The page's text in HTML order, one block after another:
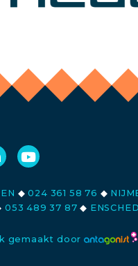
◆ 024 361 58 76 ◆
053 489 37 87 ◆
gemaakt door